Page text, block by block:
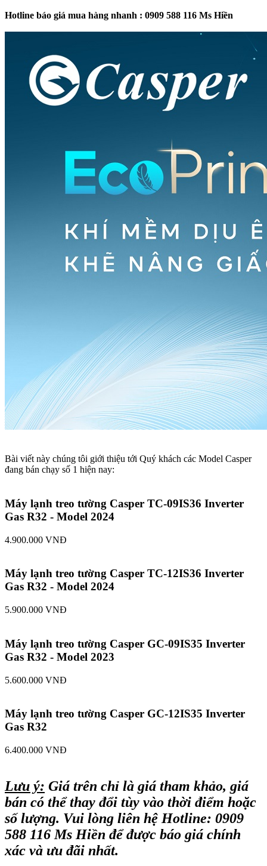
Hotline báo giá mua hàng nhanh : 0909 588 116 Ms Hiền
Bài viết này chúng tôi giới thiệu tới Quý khách các Model Casper
đang bán chạy số 1 hiện nay:
Máy lạnh treo tường Casper TC-09IS36 Inverter
Gas R32 - Model 2024​
4.900.000 VNĐ
Máy lạnh treo tường Casper TC-12IS36 Inverter
Gas R32 - Model 2024​
5.900.000 VNĐ
Máy lạnh treo tường Casper GC-09IS35 Inverter
Gas R32 - Model 2023​
5.600.000 VNĐ
Máy lạnh treo tường Casper GC-12IS35 Inverter
Gas R32​
6.400.000 VNĐ
Lưu ý: Giá trên chỉ là giá tham khảo, giá
bán có thể thay đổi tùy vào thời điểm hoặc
số lượng. Vui lòng liên hệ Hotline: 0909
588 116 Ms Hiền để được báo giá chính
xác và ưu đãi nhất.